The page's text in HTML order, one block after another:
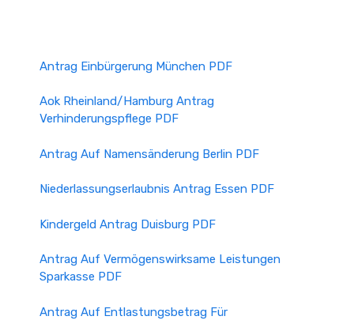
der Höhe des bewilligten Kindergeldes nicht
innerhalb einer Frist von einem Monat nach
Zugang des Bescheides Einspruch einzulegen.
zuständigen Familienkasse eingereicht werden.
Weitere Schritte
Klage beim zuständigen Sozialgericht erheben.
eine Rechtsberatung in Anspruch zu nehmen.
Antrag Einbürgerung München PDF
Aok Rheinland/Hamburg Antrag
Verhinderungspflege PDF
Antrag Auf Namensänderung Berlin PDF
Niederlassungserlaubnis Antrag Essen PDF
Kindergeld Antrag Duisburg PDF
Antrag Auf Vermögenswirksame Leistungen
Sparkasse PDF
Antrag Auf Entlastungsbetrag Für